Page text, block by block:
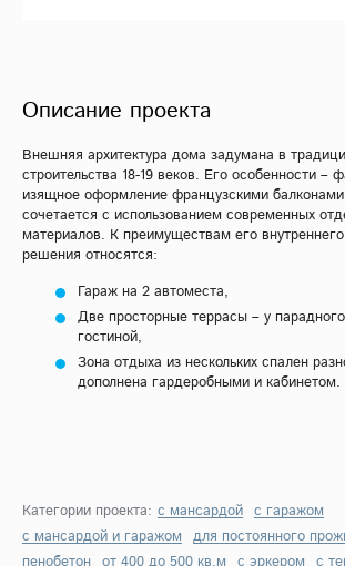
Описание проекта
Внешняя архитектура дома задумана в
строительства 18-19 веков. Его особенности –
изящное оформление французскими
сочетается с использованием современных
материалов. К преимуществам его
решения относятся:
Гараж на 2 автоместа,
Две просторные террасы – у
гостиной,
Зона отдыха из нескольких спален
дополнена гардеробными и кабинетом.
Категории проекта: с мансардой с гаражом
с мансардой и гаражом для постоянного